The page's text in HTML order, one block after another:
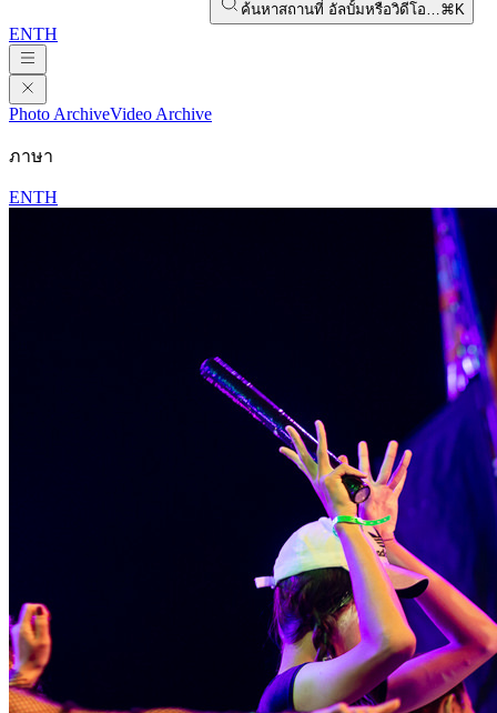
ค้นหาสถานที่ อัลบั้มหรือวิดีโอ…⌘K
ENTH
Photo ArchiveVideo Archive
ภาษา
ENTH